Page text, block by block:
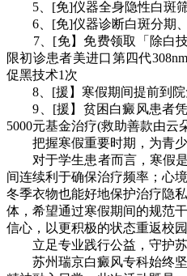
5、[免]仪器全身隐性白斑
6、[免]仪器诊断白斑分期、
7、[免】免费领取「除白技
限初诊患者美进口第四代
促黑技术1次
8、[援】寒假期间提前到院
9、[援】贫困白癜风患者凭
5000元基金治疗(救助善款由云
把握寒假重要时期，为青少
对于学生患者而言，寒假是
间连续利于确保治疗频率；心
冬季衣物也能好地保护治疗隐
体，希望通过寒假期间的规范
信心，以更积极的状态重返校园
立足专业践行公益，守护苏
苏州瑞京白癜风专科始终坚